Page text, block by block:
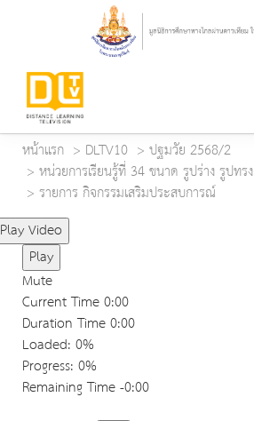
หน้าแรก DLTV10
ปฐมวัย 2568/2
หน่วยการเรียนรู้ที่ 34 ขนาด รูปร่าง รูปทรง
รายการ กิจกรรมเสริมประสบการณ์
Play Video
Play
Mute
Current Time0:00
Duration Time0:00
Loaded: 0%
Progress: 0%
Remaining Time-0:00